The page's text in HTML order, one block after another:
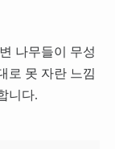
나무들이 무성
로 못 자란 느낌
니다.